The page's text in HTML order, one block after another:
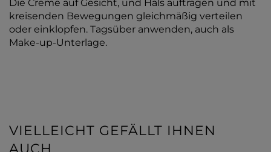
Die Creme auf Gesicht, und Hals auftragen und mit
kreisenden Bewegungen gleichmäßig verteilen
oder einklopfen. Tagsüber anwenden, auch als
Make-up-Unterlage.
VIELLEICHT GEFÄLLT IHNEN
AUCH